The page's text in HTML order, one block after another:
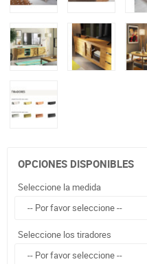
OPCIONES DISPONIBLES
Seleccione la medida
Seleccione los tiradores